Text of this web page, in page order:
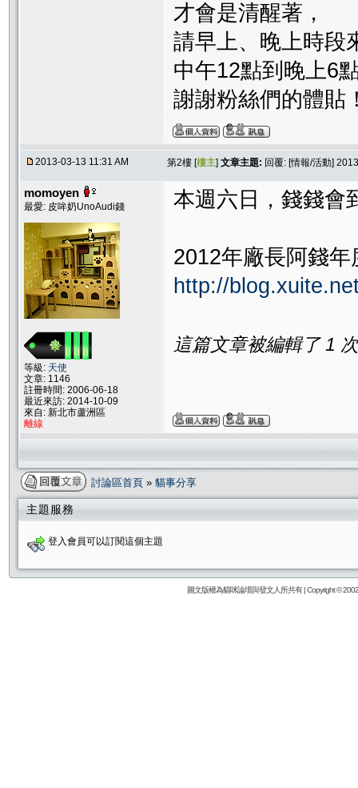
才會是清醒著，
請早上、晚上時段
中午12點到晚上6
謝謝粉絲們的體貼
2013-03-13 11:31 AM 第2樓 [樓主] 文章主題: 回覆: [情報/活動]
momoyen
最愛: 皮哞奶UnoAudi錢
等級: 天使
文章: 1146
註冊時間: 2006-06-18
最近來訪: 2014-10-09
來自: 新北市蘆洲區
離線
本週六日，錢錢會
2012年廠長阿錢
http://
這篇文章被編輯了 1
討論區首頁 » 貓事分享
主題服務
登入會員可以訂閱這個主題
圖文版權為貓咪論壇與發文人所共有 | Copyright ©